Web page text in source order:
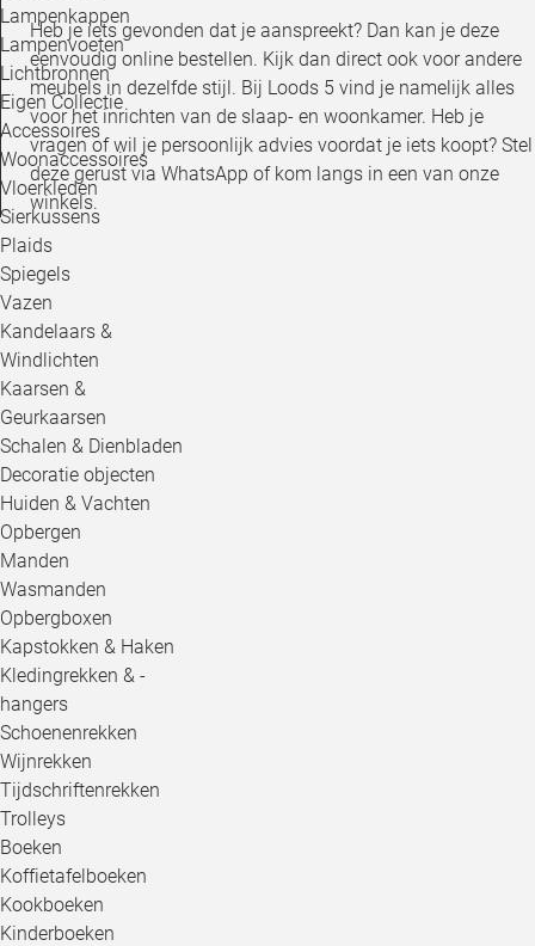
Lampenkappen
Lampenvoeten
Lichtbronnen
Eigen Collectie
Accessoires
Woonaccessoires
Vloerkleden
Sierkussens
Plaids
Spiegels
Vazen
Kandelaars &
Windlichten
Kaarsen &
Geurkaarsen
Schalen & Dienbladen
Decoratie objecten
Huiden & Vachten
Opbergen
Manden
Wasmanden
Opbergboxen
Kapstokken & Haken
Kledingrekken & -
hangers
Schoenenrekken
Wijnrekken
Tijdschriftenrekken
Trolleys
Boeken
Koffietafelboeken
Kookboeken
Kinderboeken
Heb je iets gevonden dat je aanspreekt? Dan kan je deze
eenvoudig online bestellen. Kijk dan direct ook voor andere
meubels in dezelfde stijl. Bij Loods 5 vind je namelijk alles
voor het inrichten van de slaap- en woonkamer. Heb je
vragen of wil je persoonlijk advies voordat je iets koopt? Stel
deze gerust via WhatsApp of kom langs in een van onze
winkels.